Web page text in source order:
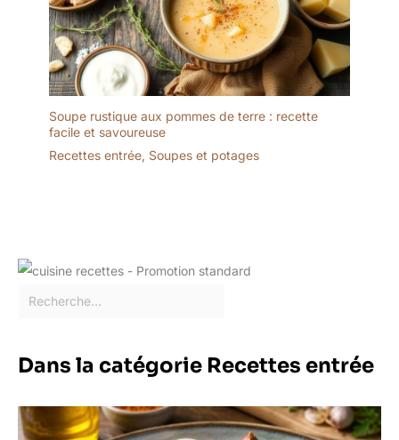
les mariages, les fêtes de
famille ou les restaurants
Soupe rustique aux pommes de terre : recette
facile et savoureuse
Recettes entrée, Soupes et potages
Dans la catégorie Recettes entrée